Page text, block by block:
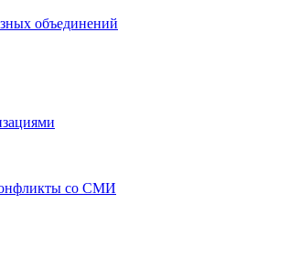
объединений
со СМИ